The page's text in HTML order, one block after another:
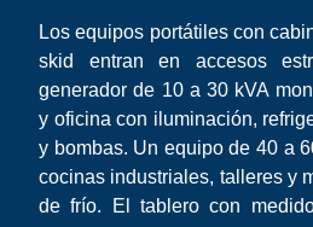
Los equipos portátiles con
skid entran en accesos
generador de 10 a 30 kVA
y oficina con iluminación,
y bombas. Un equipo de 40 a
cocinas industriales, talleres y
de frío. El tablero con